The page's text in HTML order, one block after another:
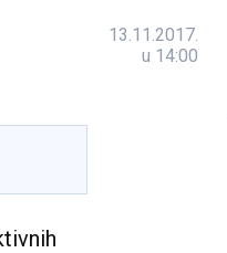
13.11.2017.
u 14:00